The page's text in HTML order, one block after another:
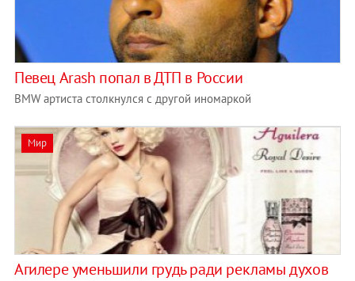
Певец Arash попал в ДТП в России
BMW артиста столкнулся с другой иномаркой
Мир
Агилере уменьшили грудь ради рекламы духов